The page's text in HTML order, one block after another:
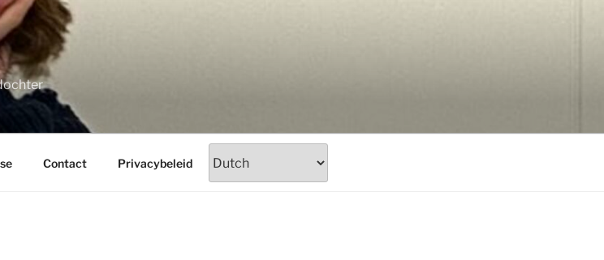
Contact Privacybeleid